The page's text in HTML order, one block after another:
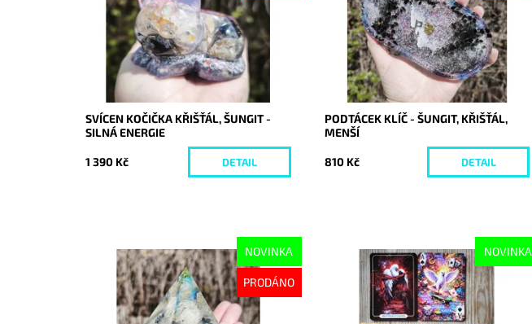
SVÍCEN KOČIČKA KŘIŠŤÁL, ŠUNGIT -
SILNÁ ENERGIE
1 390 Kč DETAIL
PODTÁCEK KLÍČ - ŠUNGIT, KŘIŠŤÁL,
MENŠÍ
810 Kč DETAIL
NOVINKA
PRODÁNO
Dostupnost:
Vyprodáno
10645
NOVINKA
Dostupnost:
Skladem
10644